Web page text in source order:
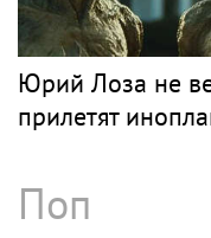
Юрий Лоза не
прилетят
Поп